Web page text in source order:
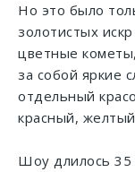
Но это было
золотистых
цветные
за собой яркие
отдельный
красный,
Шоу длилось 35